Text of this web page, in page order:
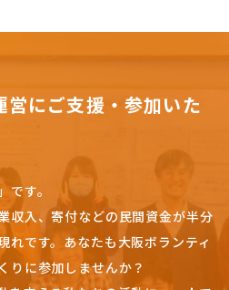
営にご支援・参加いた
す。
収入、寄付などの民間資金が半分
です。 あなたも大阪ボランティ
りに参加しませんか？